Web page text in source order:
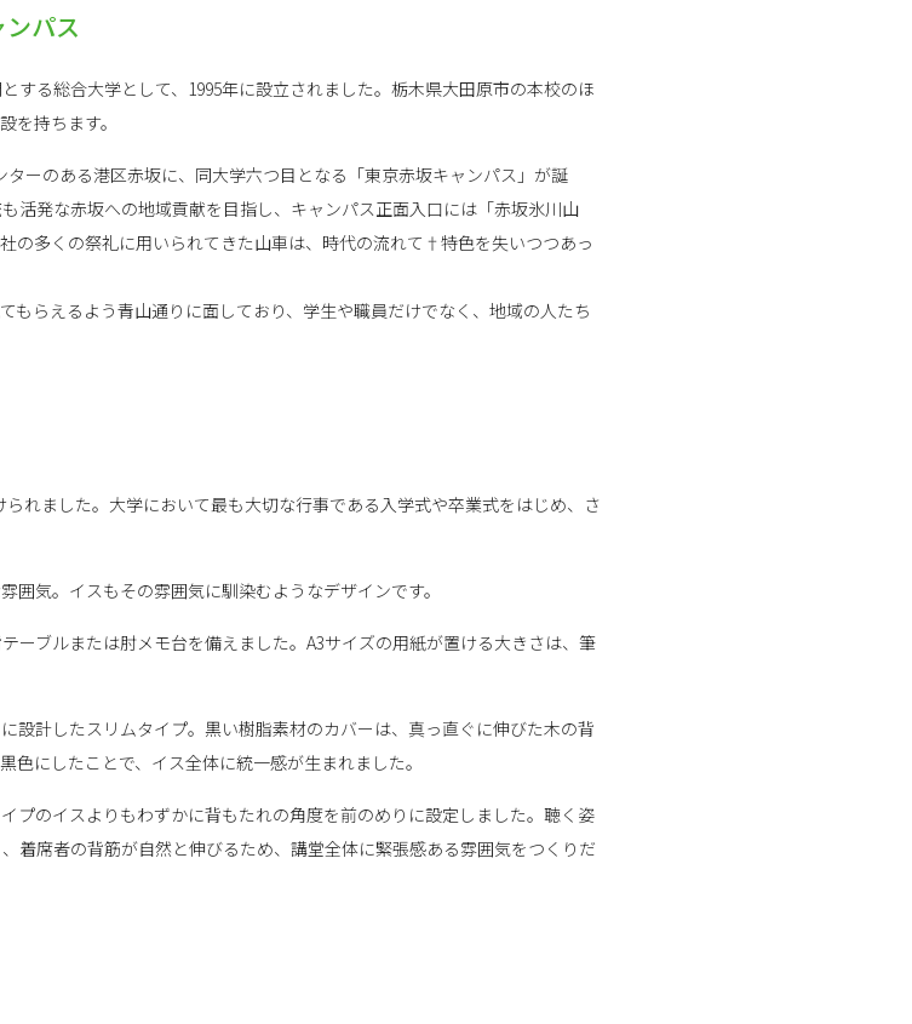
パス
する総合大学として、1995年に設立されました。栃木県大田原市の本校のほ
を持ちます。
ーのある港区赤坂に、同大学六つ目となる「東京赤坂キャンパス」が誕
活発な赤坂への地域貢献を目指し、キャンパス正面入口には「赤坂氷川山
の多くの祭礼に用いられてきた山車は、時代の流れて†特色を失いつつあっ
もらえるよう青山通りに面しており、学生や職員だけでなく、地域の人たち
れました。大学において最も大切な行事である入学式や卒業式をはじめ、さ
気。イスもその雰囲気に馴染むようなデザインです。
ーブルまたは肘メモ台を備えました。A3サイズの用紙が置ける大きさは、筆
設計したスリムタイプ。黒い樹脂素材のカバーは、真っ直ぐに伸びた木の背
にしたことで、イス全体に統一感が生まれました。
プのイスよりもわずかに背もたれの角度を前のめりに設定しました。聴く姿
着席者の背筋が自然と伸びるため、講堂全体に緊張感ある雰囲気をつくりだ